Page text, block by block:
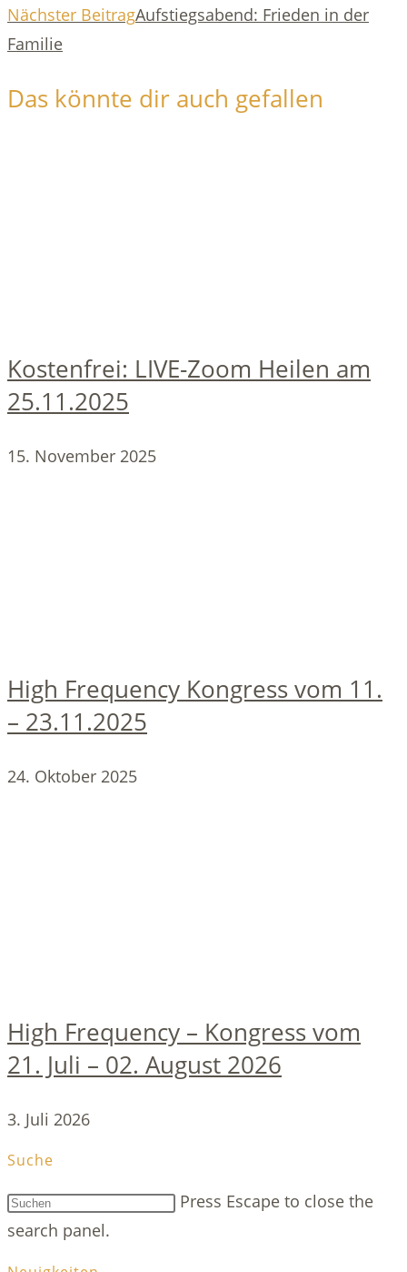
Nächster BeitragAufstiegsabend: Frieden in der
Familie
Das könnte dir auch gefallen
Kostenfrei: LIVE-Zoom Heilen am
25.11.2025
15. November 2025
High Frequency Kongress vom 11.
– 23.11.2025
24. Oktober 2025
High Frequency – Kongress vom
21. Juli – 02. August 2026
3. Juli 2026
Suche
Press Escape to close the
search panel.